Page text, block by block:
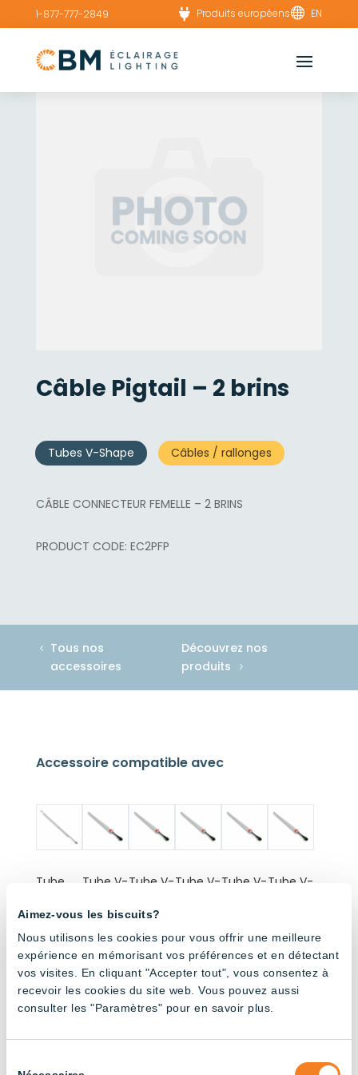
Aimez-vous les biscuits?
Nous utilisons les cookies pour vous offrir une meilleure
expérience en mémorisant vos préférences et en détectant
vos visites. En cliquant "Accepter tout", vous consentez à
recevoir les cookies du site web. Vous pouvez aussi
consulter les "Paramètres" pour en savoir plus.
1-877-777-2849  Produits européens EN
Câble Pigtail – 2 brins
Tubes V-Shape Câbles / rallonges
CÂBLE CONNECTEUR FEMELLE – 2 BRINS
EC2PFP
Tous nos
accessoires
Découvrez nos
produits
Accessoire compatible avec
Tube
gradabl
6500K
Tube V-
pour
– 3000K
Tube V-
pour
–
Ambre
Tube V-
m
Tube V-Tube V-